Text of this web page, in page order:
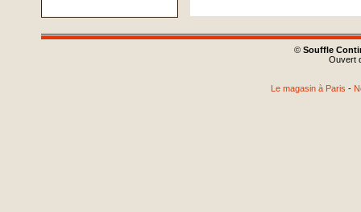
© Souffle
Ouvert
Le magasin à Paris -